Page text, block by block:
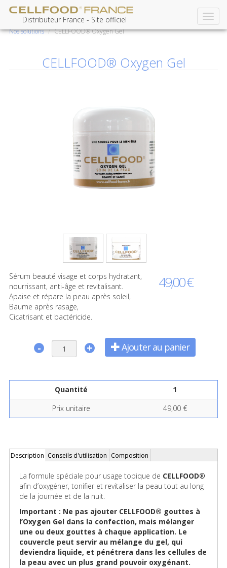
au
Distributeur France - Site officiel
Nos solutions CELLFOOD® Oxygen Gel
CELLFOOD® Oxygen Gel
Sérum beauté visage et corps hydratant,
nourrissant, anti-âge et revitalisant.
Apaise et répare la peau après soleil,
Baume après rasage,
Cicatrisant et bactéricide.
49,00 €
- + Ajouter au panier
Quantité
1
Prix unitaire
49,00 €
Onglets
Description
actif)
Conseils d'utilisation Composition
La formule spéciale pour usage topique de CELLFOOD®
afin d’oxygéner, tonifier et revitaliser la peau tout au long
de la journée et de la nuit.
Important : Ne pas ajouter CELLFOOD® gouttes à
l’Oxygen Gel dans la confection, mais mélanger
une ou deux gouttes à chaque application. Le
couvercle peut servir au mélange du gel, qui
deviendra liquide, et pénétrera dans les cellules de
la peau avec un plus grand pouvoir oxygénant.